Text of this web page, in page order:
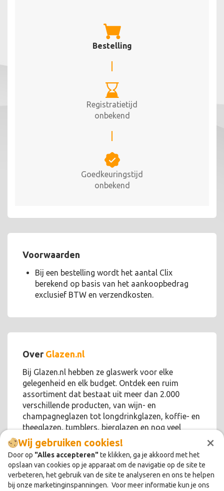
×
Wij gebruiken cookies!
Door op "Alles accepteren"te klikken, ga je akkoord met het
opslaan van cookies op je apparaat om de navigatie op de site te
verbeteren, het gebruik van de site te analyseren en ons te helpen
bij onze marketinginspanningen. Voor meer informatie kun je ons
Bestelling
Registratietijd
onbekend
Goedkeuringstijd
onbekend
Voorwaarden
Bij een bestelling wordt het aantal Clix
berekend op basis van het aankoopbedrag
exclusief BTW en verzendkosten.
Over Glazen.nl
Bij Glazen.nl hebben ze glaswerk voor elke
gelegenheid en elk budget. Ontdek een ruim
assortiment dat bestaat uit meer dan 2.000
verschillende producten, van wijn- en
champagneglazen tot longdrinkglazen, koffie- en
theeglazen, tumblers, bierglazen en nog veel
meer!